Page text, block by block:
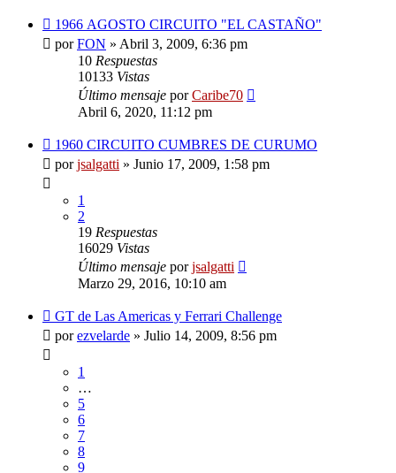
1966 AGOSTO CIRCUITO "EL CASTAÑO"
porFON » Abril 3, 2009, 6:36 pm
10 Respuestas
10133 Vistas
Último mensaje porCaribe70
Abril 6, 2020, 11:12 pm
1960 CIRCUITO CUMBRES DE CURUMO
porjsalgatti » Junio 17, 2009, 1:58 pm
1
2
19 Respuestas
16029 Vistas
Último mensaje porjsalgatti
Marzo 29, 2016, 10:10 am
GT de Las Americas y Ferrari Challenge
porezvelarde » Julio 14, 2009, 8:56 pm
1
…
5
6
7
8
9